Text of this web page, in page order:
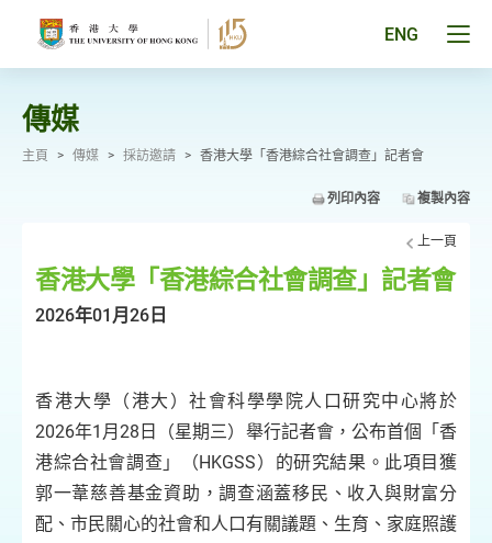
ENG
傳媒
主頁 > 傳媒 > 採訪邀請 > 香港大學「香港綜合社會調查」記者會
列印內容 複製內容
上一頁
香港大學「香港綜合社會調查」記者會
2026年01月26日
香港大學（港大）社會科學學院人口研究中心將於
2026年1月28日（星期三）舉行記者會，公布首個「香
港綜合社會調查」（HKGSS）的研究結果。此項目獲
郭一葦慈善基金資助，調查涵蓋移民、收入與財富分
配、市民關心的社會和人口有關議題、生育、家庭照護